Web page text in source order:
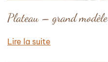
Plateau – grand modèle
Lire la suite